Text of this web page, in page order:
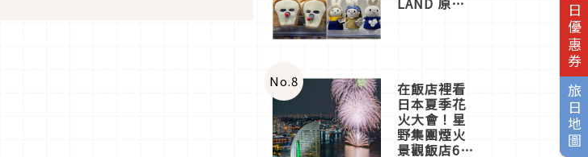
旅日優惠券
旅日地圖
店3分即達
No.8 在飯店裡看
日本夏季花
火大會！星
野集團煙火
景觀飯店6